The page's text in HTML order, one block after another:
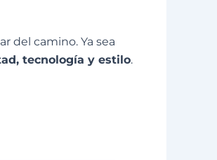
del camino. Ya sea
tecnología y estilo.